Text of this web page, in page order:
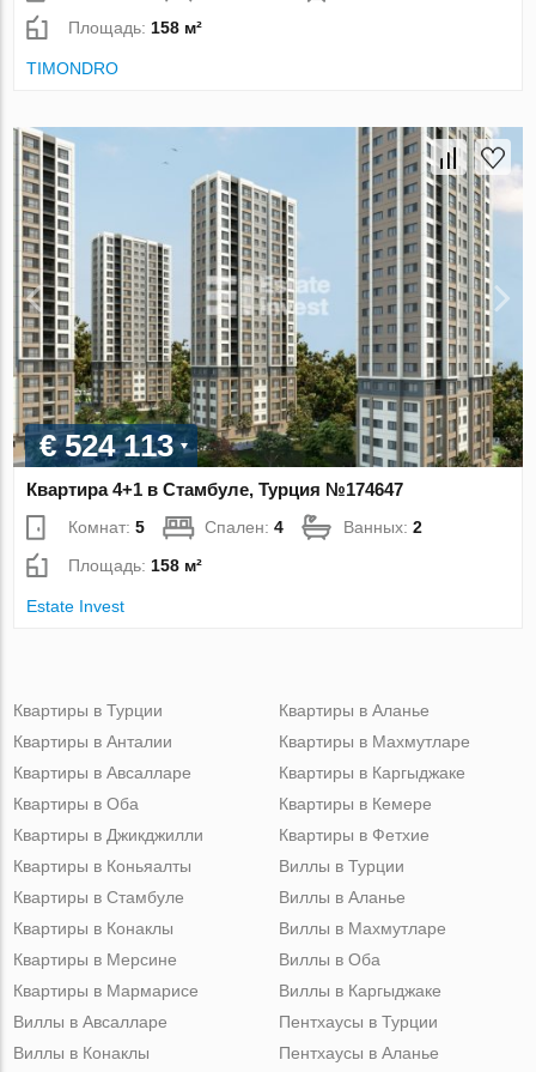
Площадь: 158 м²
TIMONDRO
€ 524 113
Квартира 4+1 в Стамбуле, Турция №174647
Комнат:5 Спален:4 Ванных:2
Площадь: 158 м²
Estate Invest
Квартиры в Турции
Квартиры в Анталии
Квартиры в Авсалларе
Квартиры в Оба
Квартиры в Джикджилли
Квартиры в Аланье
Квартиры в Махмутларе
Квартиры в Каргыджаке
Квартиры в Кемере
Квартиры в Фетхие
Квартиры в Коньяалты
Квартиры в Стамбуле
Квартиры в Конаклы
Квартиры в Мерсине
Квартиры в Мармарисе
Виллы в Турции
Виллы в Аланье
Виллы в Махмутларе
Виллы в Оба
Виллы в Каргыджаке
Виллы в Авсалларе
Виллы в Конаклы
Пентхаусы в Турции
Пентхаусы в Аланье